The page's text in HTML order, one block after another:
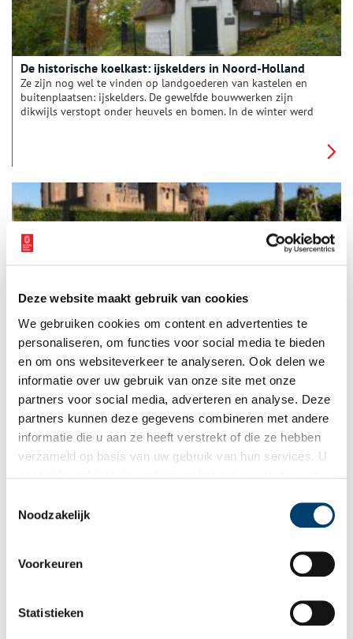
Deze website maakt gebruik van cookies
We gebruiken cookies om content en advertenties te
personaliseren, om functies voor social media te bieden
en om ons websiteverkeer te analyseren. Ook delen we
informatie over uw gebruik van onze site met onze
partners voor social media, adverteren en analyse. Deze
partners kunnen deze gegevens combineren met andere
informatie die u aan ze heeft verstrekt of die ze hebben
verzameld op basis van uw gebruik van hun services. U
Noodzakelijk
Voorkeuren
Statistieken
De historische koelkast: ijskelders in Noord-Holland
Ze zijn nog wel te vinden op landgoederen van kastelen en
buitenplaatsen: ijskelders. De gewelfde bouwwerken zijn
dikwijls verstopt onder heuvels en bomen. In de winter werd
rijker naar huis’
Nederland telt 550 historische buitenplaatsen. Stichting
Kastelen, historische Buitenplaatsen en Landgoederen (sKBL)
komt voor hun belangen op. De organisatie, die onafhankelijk
is en met vrienden en donateurs werkt, vraagt aandacht voor
de schoonheid, de cultuur en de natuur van historische
buitenplaatsen en kastelen. Kunsthistorica Yvonne Molenaar is
er sinds april 2023 directeur van en kan er enthousiast over
vertellen.
Van oertijd in Kennemerland naar dynamiek van nu
In Museum Kennemerland wandel je van de oertijd, via
Tegenwoordig werkt de dynamiek van de IJmond door tot in